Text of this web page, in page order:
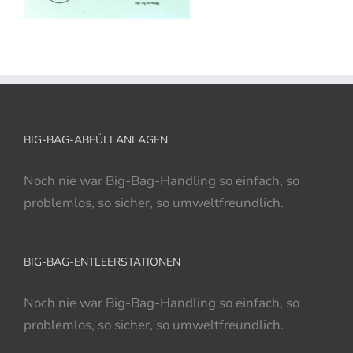
BIG-BAG-ABFÜLLANLAGEN
Noch nie war Big-Bag-Handling so einfach, so
problemlos, so sicher, so umweltfreundlich.
BIG-BAG-ENTLEERSTATIONEN
Noch nie war Big-Bag-Handling so einfach, so
problemlos, so sicher, so umweltfreundlich.